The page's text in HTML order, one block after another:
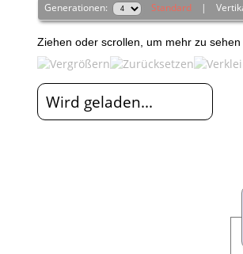
Generationen: Standard |
Ziehen oder scrollen, um mehr zu sehen
Wird geladen...